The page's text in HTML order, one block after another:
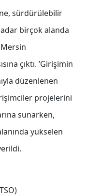
sürdürülebilir
birçok alanda
çıktı. ’Girişimin
düzenlenen
projelerini
sunarken,
yükselen